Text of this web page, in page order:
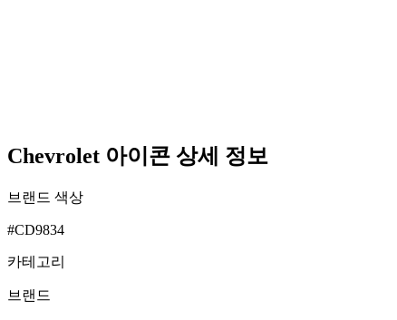
Chevrolet 아이콘 상세 정보
브랜드 색상
#CD9834
카테고리
브랜드